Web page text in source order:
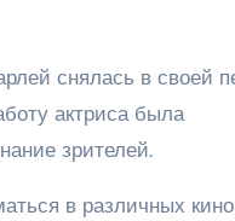
снялась в своей
актриса была
зрителей.
в различных